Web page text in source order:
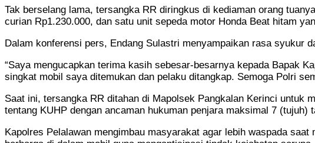
Tak berselang lama, tersangka RR diringkus di kediaman orang
curian Rp1.230.000, dan satu unit sepeda motor Honda Beat hitam
Dalam konferensi pers, Endang Sulastri menyampaikan rasa syukur
“Saya mengucapkan terima kasih sebesar-besarnya kepada Bapak
singkat mobil saya ditemukan dan pelaku ditangkap. Semoga Polri
Saat ini, tersangka RR ditahan di Mapolsek Pangkalan Kerinci untuk
tentang KUHP dengan ancaman hukuman penjara maksimal 7 (tujuh)
Kapolres Pelalawan mengimbau masyarakat agar lebih waspada